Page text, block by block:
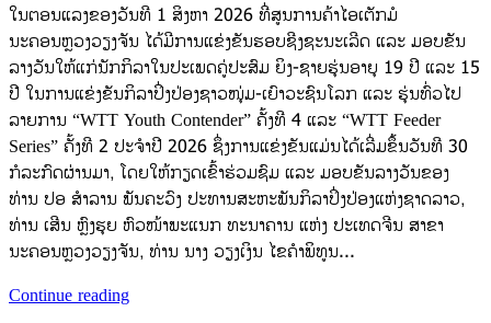
ໃນຕອນແລງຂອງວັນທີ 1 ສິງຫາ 2026 ທີ່ສູນການຄ້າໄອເຕັກມໍ
ນະຄອນຫຼວງວຽງຈັນ ໄດ້ມີການແຂ່ງຂັນຮອບຊີງຊະນະເລີດ ແລະ ມອບຂັນ
ລາງວັນໃຫ້ແກ່ນັກກິລາໃນປະເພດຄູ່ປະສົມ ຍິງ-ຊາຍຮຸ່ນອາຍຸ 19 ປີ ແລະ 15
ປີ ໃນການແຂ່ງຂັນກິລາປິ່ງປ່ອງຊາວໜຸ່ມ-ເຍົາວະຊົນໂລກ ແລະ ຮຸ່ນທົ່ວໄປ
ລາຍການ “WTT Youth Contender” ຄັ້ງທີ 4 ແລະ “WTT Feeder
Series” ຄັ້ງທີ 2 ປະຈຳປີ 2026 ຊຶ່ງການແຂ່ງຂັນແມ່ນໄດ້ເລີ່ມຂຶ້ນວັນທີ 30
ກໍລະກົດຜ່ານມາ, ໂດຍໃຫ້ກຽດເຂົ້າຮ່ວມຊົມ ແລະ ມອບຂັນລາງວັນຂອງ
ທ່ານ ປອ ສຳລານ ພັນຄະວົງ ປະທານສະຫະພັນກິລາປິ່ງປ່ອງແຫ່ງຊາດລາວ,
ທ່ານ ເສີນ ຫຼົງຮຸຍ ຫົວໜ້າພະແນກ ທະນາຄານ ແຫ່ງ ປະເທດຈີນ ສາຂາ
ນະຄອນຫຼວງວຽງຈັນ, ທ່ານ ນາງ ວຽງເງິນ ໄຂຄຳພິທູນ...
Continue reading